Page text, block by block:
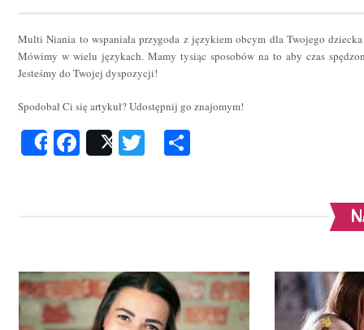
Multi Niania to wspaniała przygoda z językiem obcym dla Twojego
Mówimy w wielu językach. Mamy tysiąc sposobów na to aby czas
Jesteśmy do Twojej dyspozycji!
Spodobał Ci się artykuł? Udostępnij go znajomym!
ShareFacebook
Post Twitter